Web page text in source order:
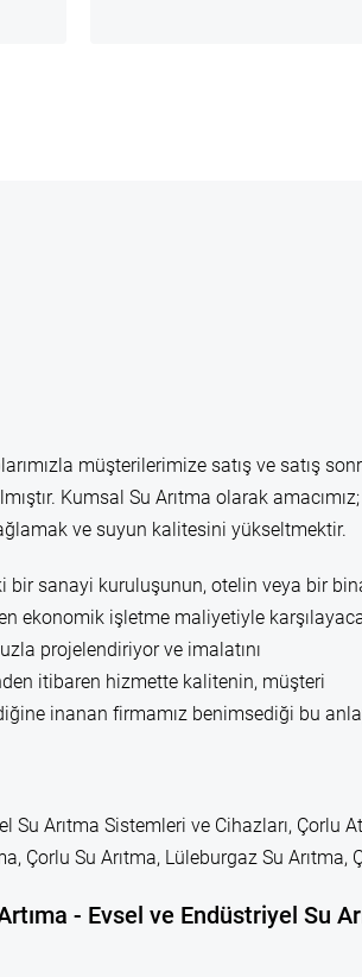
müşterilerimize satış ve satış
Kumsal Su Arıtma olarak amacımız;
ve suyun kalitesini yükseltmektir.
bir sanayi kuruluşunun, otelin veya bir
ekonomik işletme maliyetiyle
projelendiriyor ve imalatını
itibaren hizmette kalitenin, müşteri
inanan firmamız benimsediği bu
Su Arıtma Sistemleri ve Cihazları, Çorlu
Çorlu Su Arıtma, Lüleburgaz Su Arıtma,
- Evsel ve Endüstriyel Su